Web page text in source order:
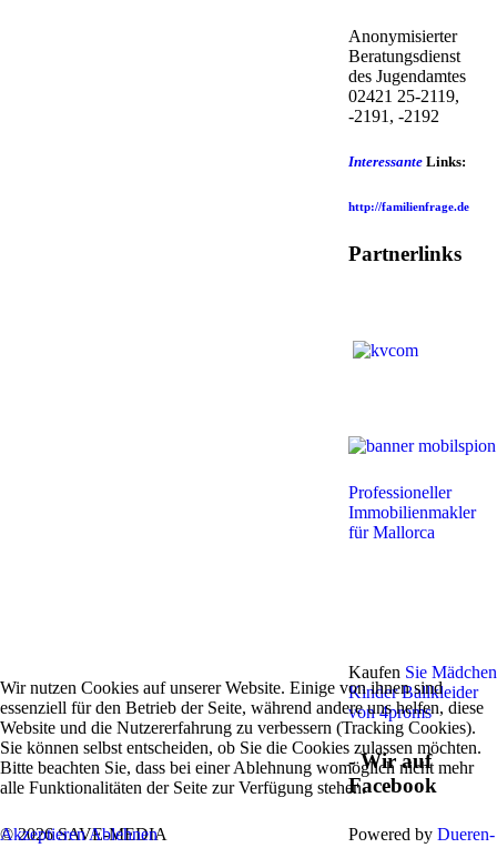
Anonymisierter
Beratungsdienst
des Jugendamtes
02421 25-2119,
-2191, -2192
InteressanteLinks:
http://familienfrage.de
Partnerlinks
Professioneller
Immobilienmakler
für Mallorca
Kaufen Sie Mädchen
Kinder Ballkleider
von 4proms
- Wir auf
Facebook
© 2026 SAVE-MEDIA
Powered by Dueren-
Wir nutzen Cookies auf unserer Website. Einige von ihnen sind
essenziell für den Betrieb der Seite, während andere uns helfen, diese
Website und die Nutzererfahrung zu verbessern (Tracking Cookies).
Sie können selbst entscheiden, ob Sie die Cookies zulassen möchten.
Bitte beachten Sie, dass bei einer Ablehnung womöglich nicht mehr
alle Funktionalitäten der Seite zur Verfügung stehen.
AkzeptierenAblehnen